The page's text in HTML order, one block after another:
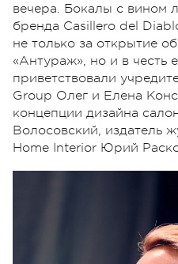
вечера. Бокалы с вином
бренда Casillero del
не только за открытие
«Антураж», но и в честь
приветствовали
Group Олег и Елена
концепции дизайна
Волосовский, издатель
Home Interior Юрий